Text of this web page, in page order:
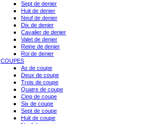
Sept de denier
Huit de denier
Neuf de denier
Dix de denier
Cavalier de denier
Valet de denier
Reine de denier
Roi de denier
COUPES
As de coupe
Deux de coupe
Trois de coupe
Quatre de coupe
Cinq de coupe
Six de coupe
Sept de coupe
Huit de coupe